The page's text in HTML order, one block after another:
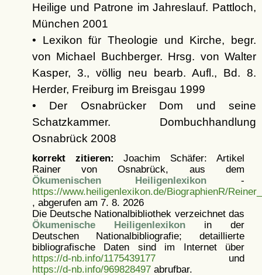
Heilige und Patrone im Jahreslauf. Pattloch,
München 2001
• Lexikon für Theologie und Kirche, begr.
von Michael Buchberger. Hrsg. von Walter
Kasper, 3., völlig neu bearb. Aufl., Bd. 8.
Herder, Freiburg im Breisgau 1999
• Der Osnabrücker Dom und seine
Schatzkammer. Dombuchhandlung
Osnabrück 2008
korrekt zitieren: Joachim Schäfer: Artikel
Rainer von Osnabrück, aus dem
Ökumenischen Heiligenlexikon -
https://www.heiligenlexikon.de/BiographienR/
, abgerufen am 7. 8. 2026
Die Deutsche Nationalbibliothek verzeichnet das
Ökumenische Heiligenlexikonin der
Deutschen Nationalbibliografie; detaillierte
bibliografische Daten sind im Internet über
https://d-nb.info/1175439177und
https://d-nb.info/969828497abrufbar.